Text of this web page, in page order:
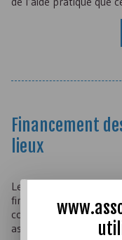
Financement
lieux
Les associations sont
financements externes
conjoncturels. Face à
associations en 2025 ?